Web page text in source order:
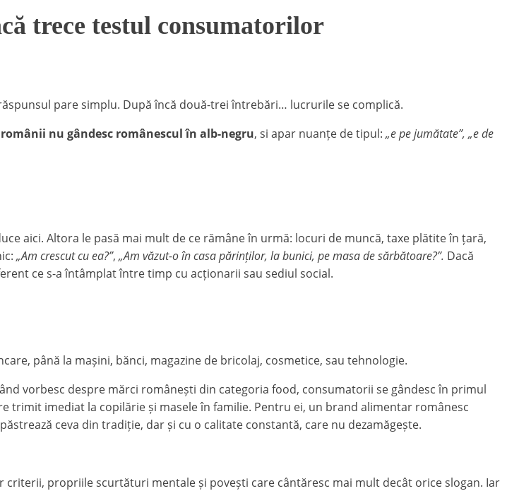
trece testul consumatorilor
pare simplu. După încă două-trei întrebări… lucrurile se complică.
românii nu gândesc românescul în alb-negru, si apar nuanțe de tipul: „e pe jumătate”, „e de
aici. Altora le pasă mai mult de ce rămâne în urmă: locuri de muncă, taxe plătite în țară,
„Am crescut cu ea?”, „Am văzut-o în casa părinților, la bunici, pe masa de sărbătoare?”. Dacă
ce s-a întâmplat între timp cu acționarii sau sediul social.
până la mașini, bănci, magazine de bricolaj, cosmetice, sau tehnologie.
vorbesc despre mărci românești din categoria food, consumatorii se gândesc în primul
trimit imediat la copilărie și masele în familie. Pentru ei, un brand alimentar românesc
ceva din tradiție, dar și cu o calitate constantă, care nu dezamăgește.
criterii, propriile scurtături mentale și povești care cântăresc mai mult decât orice slogan. Iar